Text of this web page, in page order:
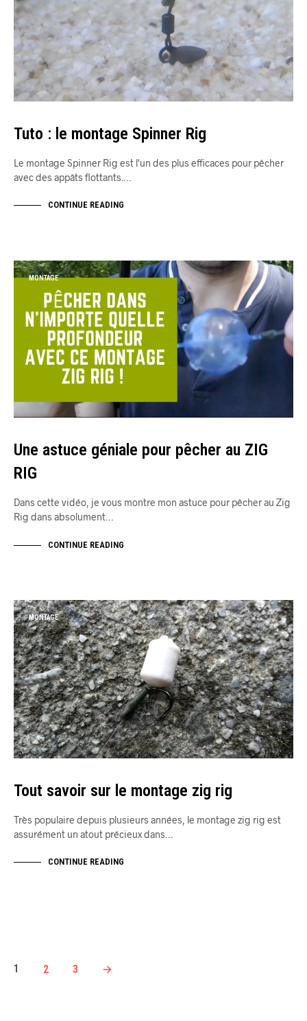
Tuto : le montage Spinner Rig
Le montage Spinner Rig est l'un des plus efficaces pour pêcher
avec des appâts flottants.…
CONTINUE READING
MONTAGE
Une astuce géniale pour pêcher au ZIG
RIG
Dans cette vidéo, je vous montre mon astuce pour pêcher au Zig
Rig dans absolument…
CONTINUE READING
MONTAGE
Tout savoir sur le montage zig rig
Très populaire depuis plusieurs années, le montage zig rig est
assurément un atout précieux dans…
CONTINUE READING
1 2 3 →